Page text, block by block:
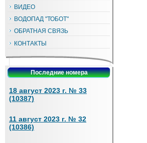
ВИДЕО
ВОДОПАД "ТОБОТ"
ОБРАТНАЯ СВЯЗЬ
КОНТАКТЫ
Последние номера
18 август 2023 г. № 33
(10387)
11 август 2023 г. № 32
(10386)